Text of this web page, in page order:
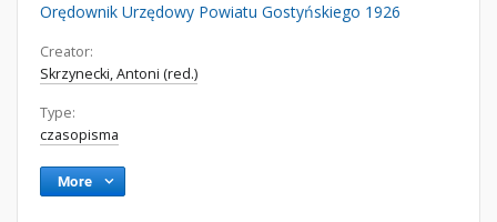
Orędownik Urzędowy Powiatu Gostyńskiego 1926
Creator:
Skrzynecki, Antoni (red.)
Type:
czasopisma
More